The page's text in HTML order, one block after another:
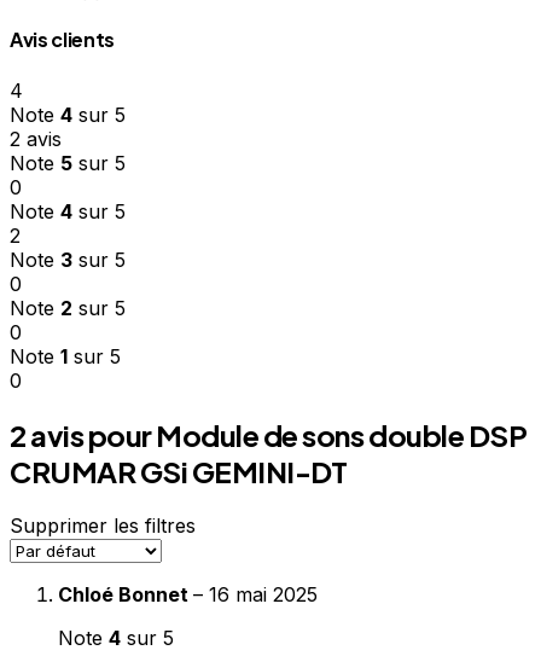
Avis clients
4
Note 4 sur 5
2 avis
Note 5 sur 5
0
Note 4 sur 5
2
Note 3 sur 5
0
Note 2 sur 5
0
Note 1 sur 5
0
2 avis pourModule de sons double DSP
CRUMAR GSi GEMINI-DT
Supprimer les filtres
Chloé Bonnet – 16 mai 2025
Note 4 sur 5